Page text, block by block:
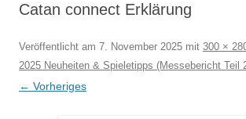
Catan connect Erklärung
Veröffentlicht am 7. November 2025 mit 300 ×
2025 Neuheiten & Spieletipps (Messebericht Teil
← Vorheriges